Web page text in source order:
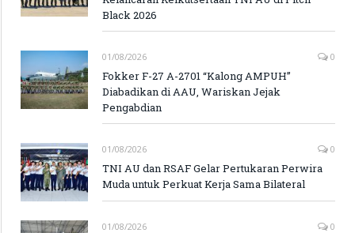
Black 2026
01/08/2026 0
Fokker F-27 A-2701 “Kalong AMPUH”
Diabadikan di AAU, Wariskan Jejak
Pengabdian
01/08/2026 0
TNI AU dan RSAF Gelar Pertukaran Perwira
Muda untuk Perkuat Kerja Sama Bilateral
01/08/2026 0